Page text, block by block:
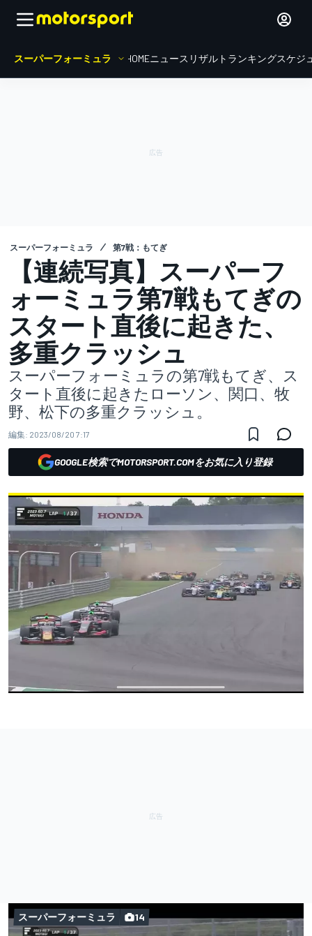
スーパーフォーミュラ HOMEニュース リザルト ランキングスケジ
スーパーフォーミュラ 第7戦：もてぎ
【連続写真】スーパーフ
ォーミュラ第7戦もてぎの
スタート直後に起きた、
多重クラッシュ
スーパーフォーミュラの第7戦もてぎ、ス
タート直後に起きたローソン、関口、牧
野、松下の多重クラッシュ。
編集: 2023/08/20 7:17
GOOGLE検索でMOTORSPORT.COMをお気に入り登録
スーパーフォーミュラ 14